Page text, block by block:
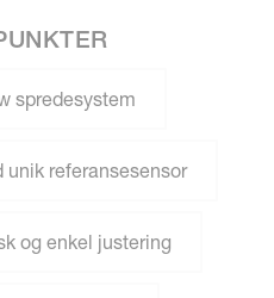
spredesystem
unik referansesensor
og enkel justering